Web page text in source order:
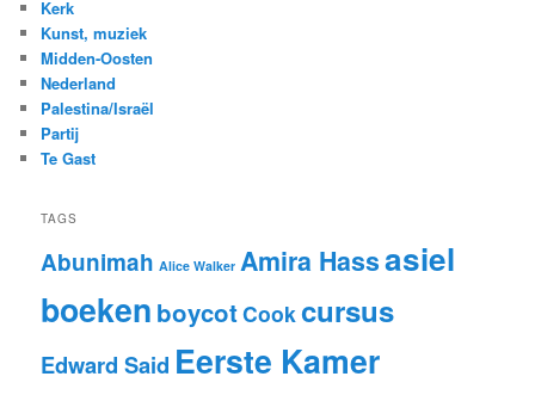
Kerk
Kunst, muziek
Midden-Oosten
Nederland
Palestina/Israël
Partij
Te Gast
TAGS
Abunimah Alice Walker Amira Hassasiel
boeken boycotCookcursus
Edward Said Eerste Kamer